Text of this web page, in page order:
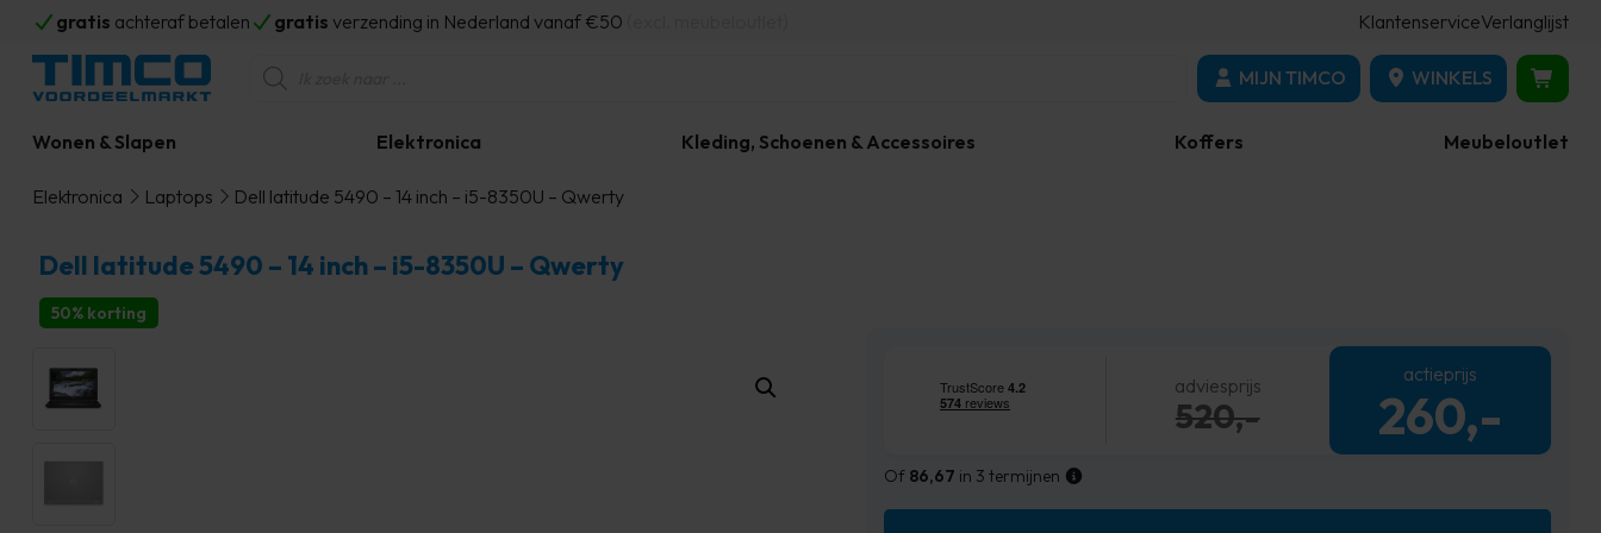
gratis achteraf betalen gratis verzending in Nederland vanaf €50 KlantenserviceVerlanglijst
Producten
zoeken
MIJN TIMCO WINKELS
Wonen & Slapen Elektronica Kleding, Schoenen & Accessoires Koffers Meubeloutlet
Elektronica Laptops Dell latitude 5490 – 14 inch – i5-8350U – Qwerty
Dell latitude 5490 – 14 inch – i5-8350U – Qwerty
50% korting
adviesprijs
520,-
actieprijs
260,-
Of 86,67 in 3 termijnen